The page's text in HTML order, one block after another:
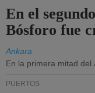
En el
Bósforo fue
Ankara
En la primera mitad del
PUERTOS